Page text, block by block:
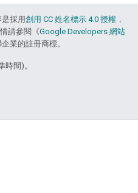
採用創用 CC 姓名標示 4.0 授權 ，
請參閱《Google Developers 網站
業的註冊商標。
時間)。